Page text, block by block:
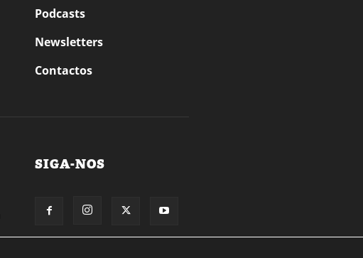
Podcasts
Newsletters
Contactos
SIGA-NOS